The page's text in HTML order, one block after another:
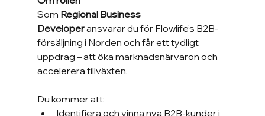
Som Regional Business
Developer ansvarar du för Flowlife’s B2B-
försäljning i Norden och får ett tydligt
uppdrag – att öka marknadsnärvaron och
accelerera tillväxten.
Du kommer att:
Identifiera och vinna nya B2B-kunder i